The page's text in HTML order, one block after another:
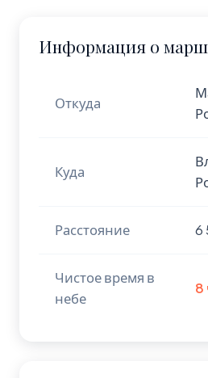
Информация о
Откуда
Куда
Расстояние 6
Чистое время в
небе
8